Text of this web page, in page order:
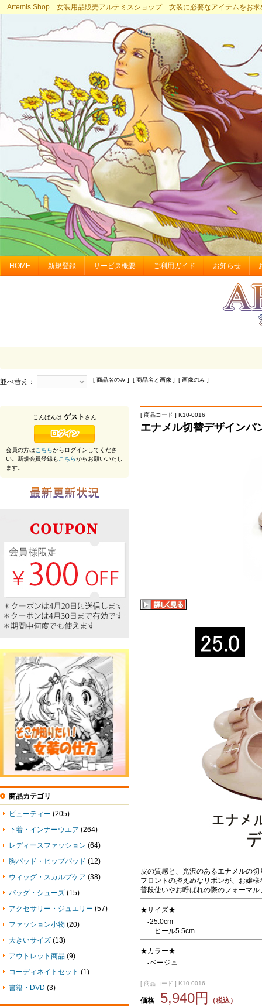
Artemis Shop 女装用品販売アルテミスショップ 女装に必要なアイテムをお求
HOME 新規登録 サービス概要 ご利用ガイド お知らせ
並べ替え： [ 商品名のみ ] [ 商品名と画像 ] [ 画像のみ ]
[ 商品コード ] K10-0016
エナメル切替デザインパ
皮の質感と、光沢のあるエナメルの
フロントの控えめなリボンが、お嬢
普段使いやお呼ばれの際のフォーマ
★サイズ★
●25.0cm
ヒール5.5cm
★カラー★
●ベージュ
[ 商品コード ] K10-0016
価格 5,940円 （税込）
こんばんは ゲスト さん
会員の方はこちらからログインしてくださ
い。新規会員登録もこちらからお願いいたし
ます。
商品カテゴリ
ビューティー (205)
下着・インナーウエア (264)
レディースファッション (64)
胸パッド・ヒップパッド (12)
ウィッグ・スカルプケア (38)
バッグ・シューズ (15)
アクセサリー・ジュエリー (57)
ファッション小物 (20)
大きいサイズ (13)
アウトレット商品 (9)
コーディネイトセット (1)
書籍・DVD (3)